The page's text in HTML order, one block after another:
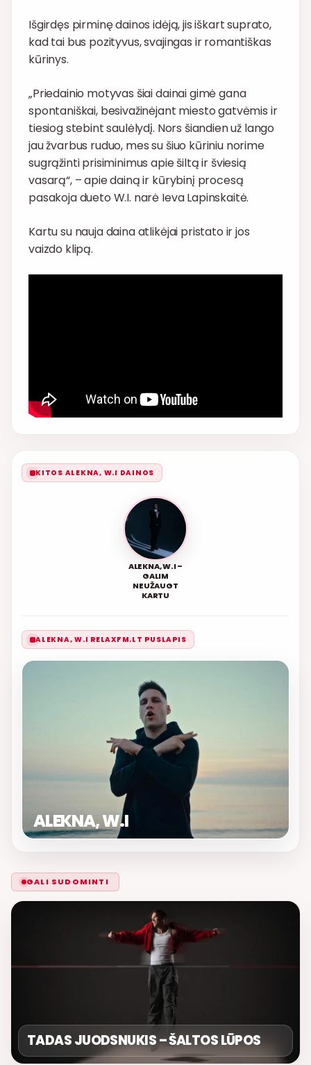
Išgirdęs pirminę dainos idėją, jis iškart suprato,
kad tai bus pozityvus, svajingas ir romantiškas
kūrinys.
„Priedainio motyvas šiai dainai gimė gana
spontaniškai, besivažinėjant miesto gatvėmis ir
tiesiog stebint saulėlydį. Nors šiandien už lango
jau žvarbus ruduo, mes su šiuo kūriniu norime
sugrąžinti prisiminimus apie šiltą ir šviesią
vasarą“, – apie dainą ir kūrybinį procesą
pasakoja dueto W.I. narė Ieva Lapinskaitė.
Kartu su nauja daina atlikėjai pristato ir jos
vaizdo klipą.
KITOS ALEKNA, W.I DAINOS
ALEKNA, W.I –
GALIM
NEUŽAUGT
KARTU
ALEKNA, W.I RELAXFM.LT PUSLAPIS
ALEKNA, W.I
GALI SUDOMINTI
TADAS JUODSNUKIS – ŠALTOS LŪPOS